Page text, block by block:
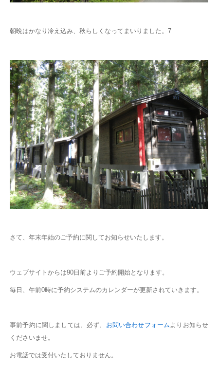
朝晩はかなり冷え込み、秋らしくなってまいりました。7
さて、年末年始のご予約に関してお知らせいたします。
ウェブサイトからは90日前よりご予約開始となります。
毎日、午前0時に予約システムのカレンダーが更新されていきます。
事前予約に関しましては、必ず、 お問い合わせフォームよりお知らせ
くださいませ。
お電話では受付いたしておりません。